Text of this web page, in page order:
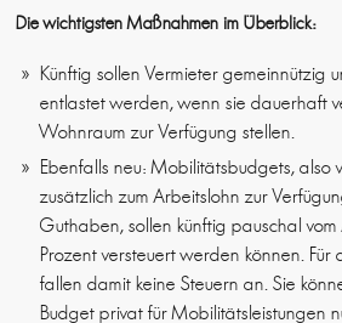
Die wichtigsten Maßnahmen im Überblick:
Künftig sollen Vermieter gemeinnützig
entlastet werden, wenn sie dauerhaft
Wohnraum zur Verfügung stellen.
Ebenfalls neu: Mobilitätsbudgets, also
zusätzlich zum Arbeitslohn zur
Guthaben, sollen künftig pauschal
Prozent versteuert werden können. Für
fallen damit keine Steuern an. Sie
Budget privat für Mobilitätsleistungen